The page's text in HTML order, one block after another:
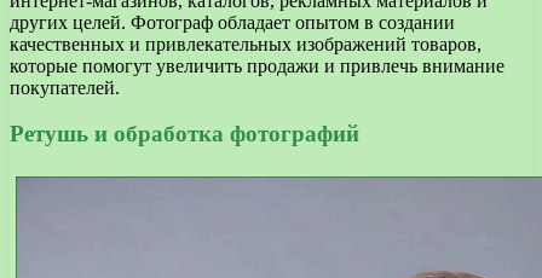
других целей. Фотограф обладает опытом в создании
качественных и привлекательных изображений товаров,
которые помогут увеличить продажи и привлечь внимание
покупателей.
Ретушь и обработка фотографий